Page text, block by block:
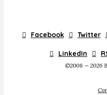
Facebook Twitter
LinkedIn
©2008 — 2026